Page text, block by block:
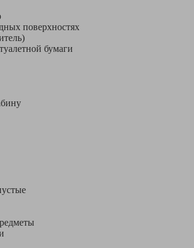
поверхностях
бумаги